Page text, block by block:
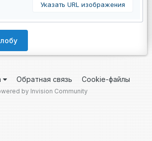
Указать URL изображения
Обратная связь Cookie-файлы
by Invision Community